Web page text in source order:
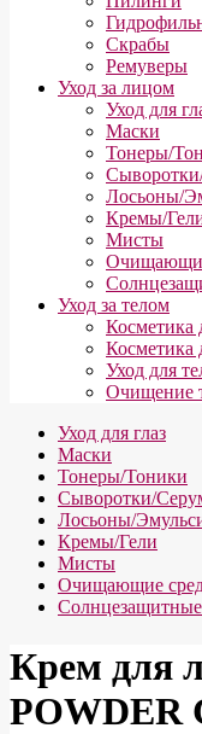
Скрабы
Ремуверы
Уход за лицом
Уход для
Маски
Тонеры/
Лосьоны/
Кремы/
Мисты
Уход за телом
Косметика
Косметика
Уход для
Очищение
Уход для глаз
Маски
Тонеры/Тоники
Сыворотки/
Лосьоны/
Кремы/Гели
Мисты
Очищающие
Крем для
POWDER